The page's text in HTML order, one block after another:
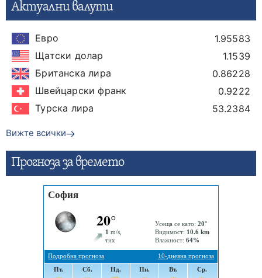
Актуални валути
Евро
1.95583
Щатски долар
1.1539
Британска лира
0.86228
Швейцарски франк
0.9222
Турска лира
53.2384
Вижте всички
Прогнозa за времето